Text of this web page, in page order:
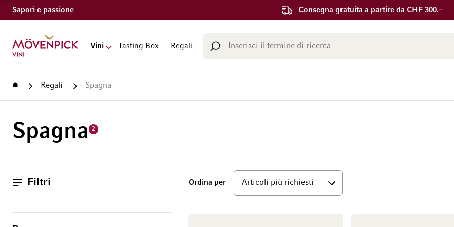
Sapori e passione Consegna gratuita a partire da CHF 300.–
Vai alla Home Page
Vini Tasting Box Regali
Cerca
Home Regali Spagna
Spagna 2
Filtri Ordina perSuperiore